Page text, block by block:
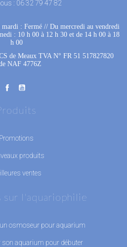
: 06 32 79 47 82
mardi : Fermé // Du mercredi au vendredi
: 10 h 00 à 12 h 30 et de 14 h 00 à 18
h 00
de Meaux TVA N° FR 51 517827820
NAF 4776Z
Promotions
produits
ventes
sur l'aquariophilie
osmoseur pour aquarium
aquarium pour débuter